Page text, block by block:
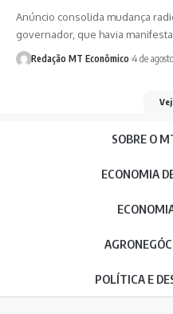
Anúncio consolida mudança
governador, que havia
Redação MT Econômico 4 de
SOBRE O
ECONOMIA
POLÍTICA E